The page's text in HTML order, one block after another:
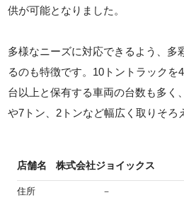
供が可能となりました。
多様なニーズに対応できるよう、多
るのも特徴です。10トントラックを
台以上と保有する車両の台数も多く
や7トン、2トンなど幅広く取りそろ
店舗名 株式会社ジョイックス
住所 －